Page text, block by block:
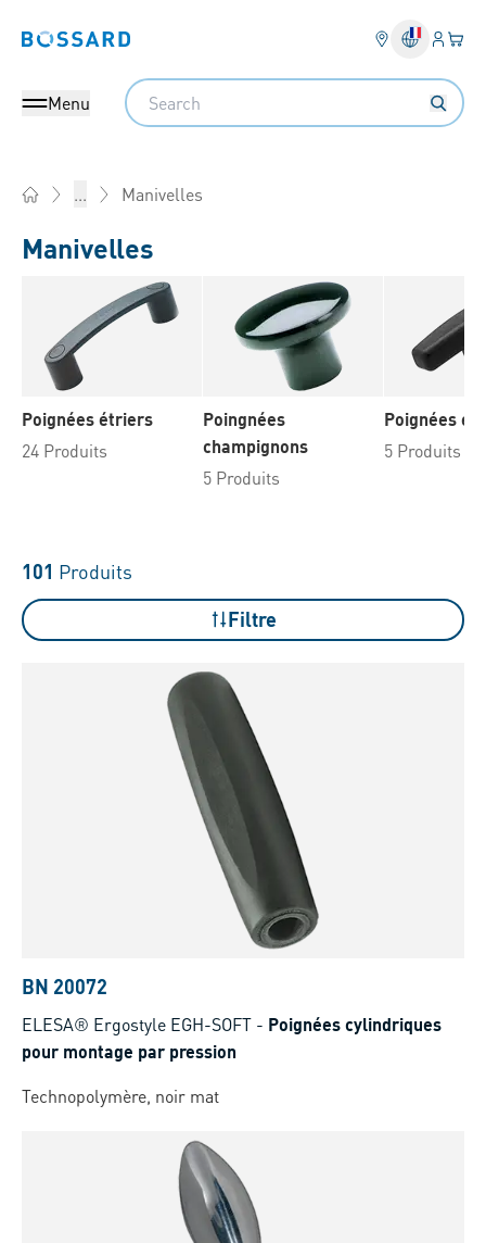
Bossard homepage
Menu
Search
... Manivelles
Manivelles
Poignées étriers
24 Produits
Poingnées
champignons
5 Produits
Poignées en
5 Produits
101 Produits
Filtre
BN 20072
ELESA® Ergostyle EGH-SOFT - Poignées cylindriques
pour montage par pression
Technopolymère, noir mat